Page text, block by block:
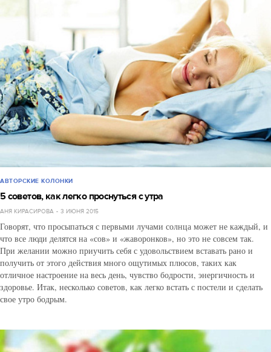
АВТОРСКИЕ КОЛОНКИ
5 советов, как легко проснуться с утра
АНЯ КИРАСИРОВА 3 ИЮНЯ 2015
Говорят, что просыпаться с первыми лучами солнца может не каждый, и
что все люди делятся на «сов» и «жаворонков», но это не совсем так.
При желании можно приучить себя с удовольствием вставать рано и
получить от этого действия много ощутимых плюсов, таких как
отличное настроение на весь день, чувство бодрости, энергичность и
здоровье. Итак, несколько советов, как легко встать с постели и сделать
свое утро бодрым.